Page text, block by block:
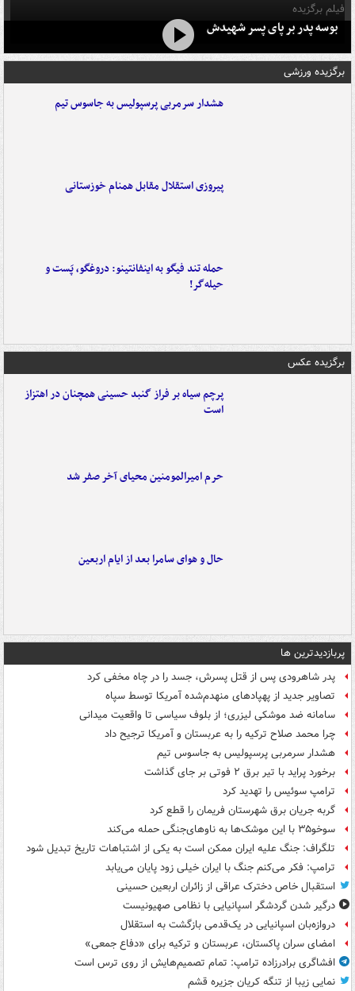
فیلم برگزیده
بوسه‌ پدر بر پای پسر شهیدش
برگزیده ورزشی
هشدار سرمربی پرسپولیس به جاسوس تیم
پیروزی استقلال مقابل همنام خوزستانی
حمله تند فیگو به اینفانتینو: دروغگو، پَست‌ و
حیله‌گر!
برگزیده عکس
پرچم سیاه بر فراز گنبد حسینی همچنان در اهتزاز
است
حرم امیرالمومنین محیای آخر صفر شد
حال و هوای سامرا بعد از ایام اربعین
پربازدیدترین ها
پدر شاهرودی پس از قتل پسرش، جسد را در چاه مخفی کرد
تصاویر جدید از پهپادهای منهدم‌شده آمریکا توسط سپاه
سامانه ضد موشکی لیزری؛ از بلوف سیاسی تا واقعیت میدانی
چرا محمد صلاح ترکیه را به عربستان و آمریکا ترجیح داد
هشدار سرمربی پرسپولیس به جاسوس تیم
برخورد پراید با تیر برق ۲ فوتی بر جای گذاشت
ترامپ سوئیس را تهدید کرد
گربه جریان برق شهرستان فریمان را قطع کرد
سوخو۳۵ با این موشک‌ها به ناوهای‌جنگی حمله می‌کند
تلگراف: جنگ علیه ایران ممکن است به یکی از اشتباهات تاریخ تبدیل شود
ترامپ: فکر می‌کنم جنگ با ایران خیلی زود پایان می‌یابد
استقبال خاص دخترک عراقی از زائران اربعین حسینی
درگیر شدن گردشگر اسپانیایی با نظامی صهیونیست
دروازه‌بان اسپانیایی در یک‌قدمی بازگشت به استقلال
امضای سران پاکستان، عربستان و ترکیه برای «دفاع جمعی»
افشاگری برادرزاده ترامپ: تمام تصمیم‌هایش از روی ترس است
نمایی زیبا از تنگه کریان جزیره قشم